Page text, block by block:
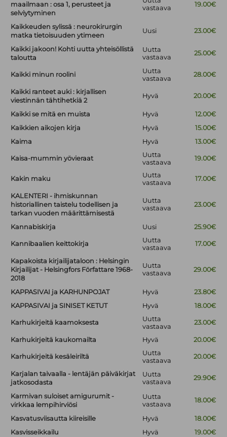
maailmaan : osa 1, perusteet ja
selviytyminen
vastaava
19.00€
Kaikkeuden sylissä : neurokirurgin
matka tietoisuuden ytimeen
Uusi 23.00€
Kaikki jakoon! Kohti uutta yhteisöllistä
taloutta
Uutta
vastaava
25.00€
Kaikki minun roolini
Uutta
vastaava
28.00€
Kaikki ranteet auki : kirjallisen
viestinnän tähtihetkiä 2
Hyvä 20.00€
Kaikki se mitä en muista Hyvä
12.00€
Kaikkien aikojen kirja
Hyvä
15.00€
Kaima
Hyvä 13.00€
Kaisa-mummin yövieraat
Uutta
vastaava
19.00€
Kakin maku
Uutta
vastaava
17.00€
KALENTERI - ihmiskunnan
historiallinen taistelu todellisen ja
tarkan vuoden määrittämisestä
Uutta
vastaava
23.00€
Kannabiskirja Uusi 25.90€
Kannibaalien keittokirja
Uutta
vastaava
17.00€
Kapakoista kirjailijataloon : Helsingin
Kirjailijat - Helsingfors Författare 1968-
2018
Uutta
vastaava
29.00€
KAPPASIVAI ja KARHUNPOJAT Hyvä
23.80€
KAPPASIVAI ja SINISET KETUT
Hyvä 18.00€
Karhukirjeitä kaamoksesta
Uutta
vastaava
23.00€
Karhukirjeitä kaukomailta Hyvä 20.00€
Karhukirjeitä kesäleiriltä
Uutta
vastaava
20.00€
Karjalan taivaalla - lentäjän päiväkirjat
jatkosodasta
Uutta
vastaava
29.90€
Karmivan suloiset amigurumit -
virkkaa lempihirviösi
Uutta
vastaava
18.00€
Kasvatusviisautta kiireisille Hyvä
18.00€
Kasvisseikkailu
Hyvä
19.00€